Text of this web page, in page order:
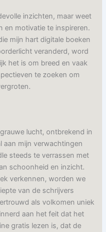
inzichten, maar weet
en motivatie te inspireren.
mijn hart digitale boeken
veranderd, word
het is om breed en vaak
te zoeken om
lucht, ontbrekend in
aan mijn verwachtingen
steeds te verrassen met
schoonheid en inzicht.
verkennen, worden we
van de schrijvers
als volkomen uniek
aan het feit dat het
gratis lezen is, dat de